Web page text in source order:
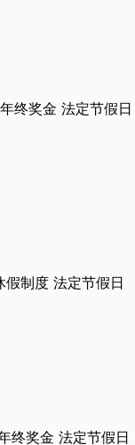
年终奖金 法定节假日
假制度 法定节假日
终奖金 法定节假日